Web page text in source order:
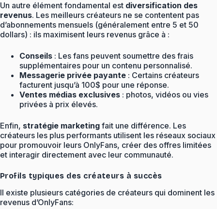
Un autre élément fondamental est diversification des
revenus. Les meilleurs créateurs ne se contentent pas
d’abonnements mensuels (généralement entre 5 et 50
dollars) : ils maximisent leurs revenus grâce à :
Conseils : Les fans peuvent soumettre des frais
supplémentaires pour un contenu personnalisé.
Messagerie privée payante : Certains créateurs
facturent jusqu’à 100$ pour une réponse.
Ventes médias exclusives : photos, vidéos ou vies
privées à prix élevés.
Enfin, stratégie marketing fait une différence. Les
créateurs les plus performants utilisent les réseaux sociaux
pour promouvoir leurs OnlyFans, créer des offres limitées
et interagir directement avec leur communauté.
Profils typiques des créateurs à succès
Il existe plusieurs catégories de créateurs qui dominent les
revenus d’OnlyFans: